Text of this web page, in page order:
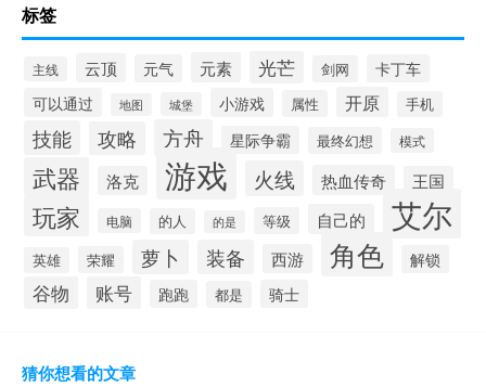
标签
主线 云顶 元气 元素 光芒 剑网 卡丁车
可以通过 地图 城堡 小游戏 属性 开原 手机
技能 攻略 方舟 星际争霸 最终幻想 模式
武器 洛克 游戏 火线 热血传奇 王国
玩家 电脑 的人 的是 等级 自己的 艾尔
英雄 荣耀 萝卜 装备 西游 角色 解锁
谷物 账号 跑跑 都是 骑士
猜你想看的文章